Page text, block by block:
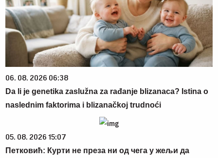
06. 08. 2026 06:38
Da li je genetika zaslužna za rađanje blizanaca? Istina o
naslednim faktorima i blizanačkoj trudnoći
05. 08. 2026 15:07
Петковић: Курти не преза ни од чега у жељи да